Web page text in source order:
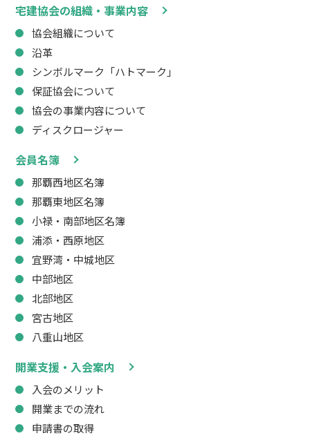
宅建協会の組織・事業内容
協会組織について
沿革
シンボルマーク「ハトマーク」
保証協会について
協会の事業内容について
ディスクロージャー
会員名簿
那覇西地区名簿
那覇東地区名簿
小禄・南部地区名簿
浦添・西原地区
宜野湾・中城地区
中部地区
北部地区
宮古地区
八重山地区
開業支援・入会案内
入会のメリット
開業までの流れ
申請書の取得